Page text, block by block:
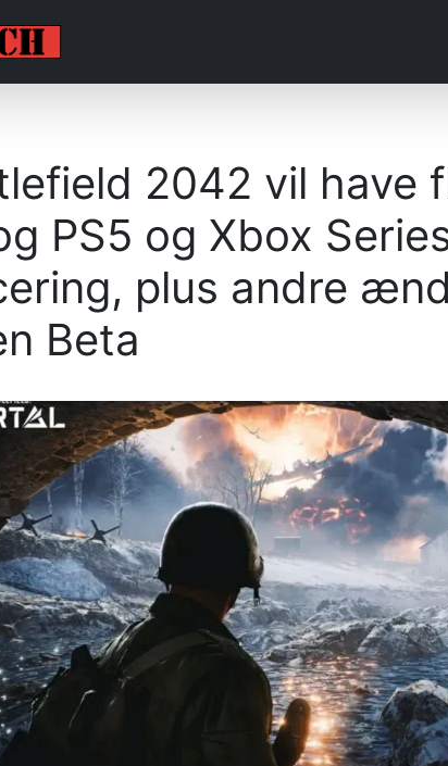
2042 vil have
PS5 og Xbox
plus andre
Beta